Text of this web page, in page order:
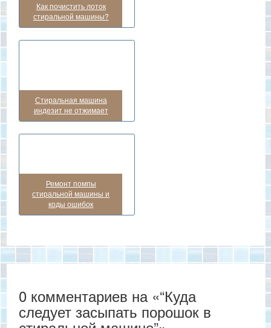
Как почистить лоток
стиральной машины?
Стиральная машина
индезит не отжимает
Ремонт помпы
стиральной машины и
коды ошибок
0 комментариев на «“Куда
следует засыпать порошок в